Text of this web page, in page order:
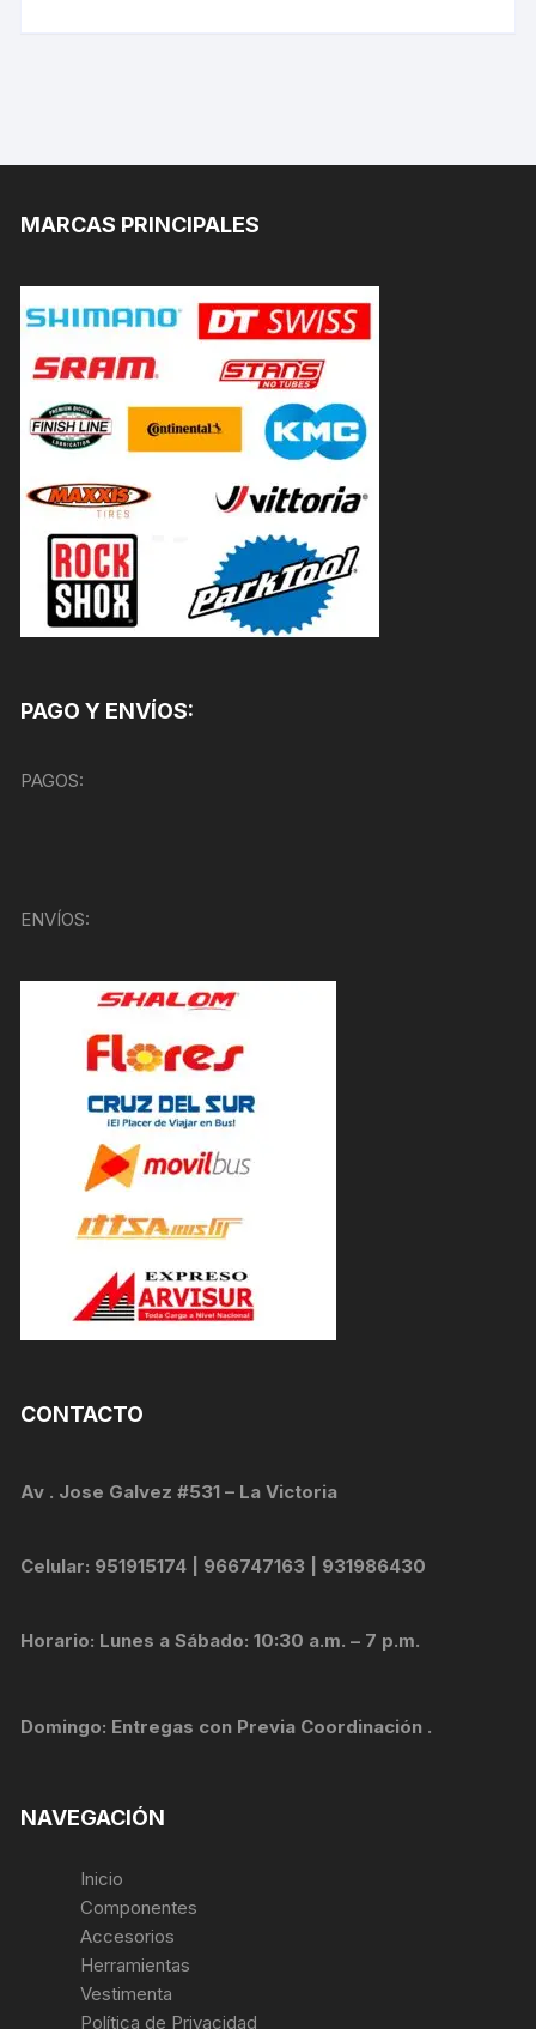
MARCAS PRINCIPALES
PAGO Y ENVÍOS:
PAGOS:
ENVÍOS:
CONTACTO
Av . Jose Galvez #531 – La Victoria
Celular: 951915174 | 966747163 | 931986430
Horario: Lunes a Sábado: 10:30 a.m. – 7 p.m.
Domingo: Entregas con Previa Coordinación .
NAVEGACIÓN
Inicio
Componentes
Accesorios
Herramientas
Vestimenta
Política de Privacidad